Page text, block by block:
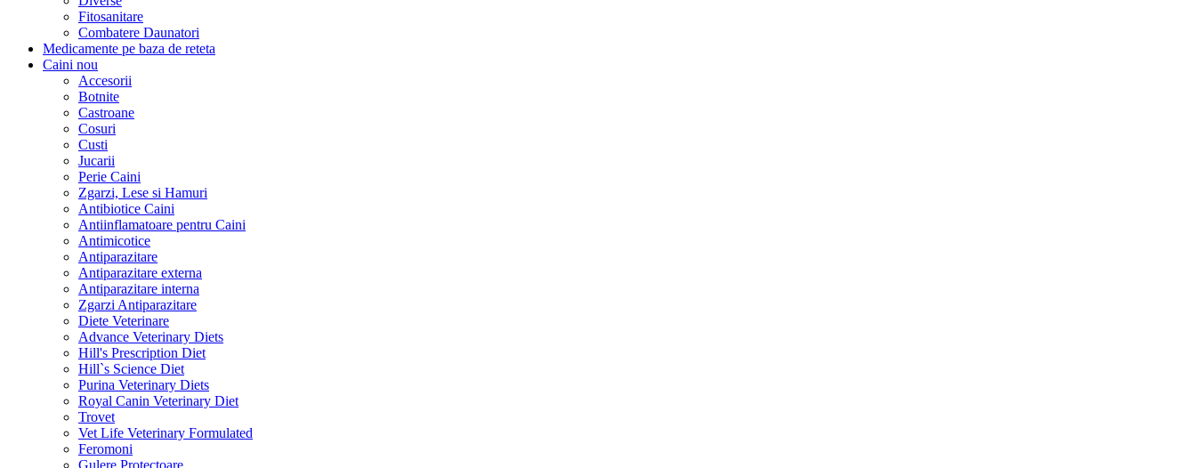
Fitosanitare
Combatere Daunatori
Medicamente pe baza de reteta
Caini nou
Accesorii
Botnite
Castroane
Cosuri
Custi
Jucarii
Perie Caini
Zgarzi, Lese si Hamuri
Antibiotice Caini
Antiinflamatoare pentru Caini
Antimicotice
Antiparazitare
Antiparazitare externa
Antiparazitare interna
Zgarzi Antiparazitare
Diete Veterinare
Advance Veterinary Diets
Hill's Prescription Diet
Hill`s Science Diet
Purina Veterinary Diets
Royal Canin Veterinary Diet
Trovet
Vet Life Veterinary Formulated
Feromoni
Gulere Protectoare